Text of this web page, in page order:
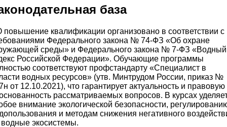
база
квалификации организовано в соответствии с
Федерального закона № 74-ФЗ «Об охране
среды» и Федерального закона № 7-ФЗ «Водный
Российской Федерации». Обучающие программы
соответствуют профстандарту «Специалист в
водных ресурсов» (утв. Минтрудом России, приказ №
от 12.10.2021), что гарантирует актуальность и правовую
рассматриваемых вопросов. В курсах
внимание экологической безопасности,
и методам снижения негативного
экосистемы.